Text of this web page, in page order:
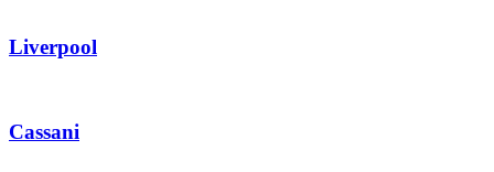
Liverpool
Cassani